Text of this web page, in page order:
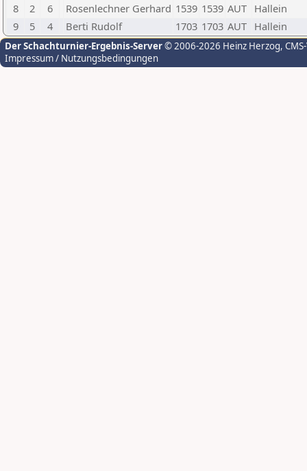
8
2 6 Rosenlechner Gerhard 1539 1539 AUT Hallein
9
5 4 Berti Rudolf 1703 1703 AUT Hallein
Der Schachturnier-Ergebnis-Server© 2006-2026 Heinz Herzog,
Impressum / Nutzungsbedingungen